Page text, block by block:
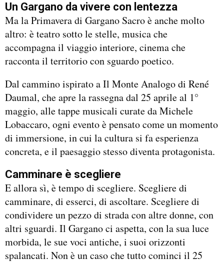
Un Gargano da vivere con lentezza
Ma la Primavera di Gargano Sacro è anche molto
altro: è teatro sotto le stelle, musica che
accompagna il viaggio interiore, cinema che
racconta il territorio con sguardo poetico.
Dal cammino ispirato a Il Monte Analogo di René
Daumal, che apre la rassegna dal 25 aprile al 1°
maggio, alle tappe musicali curate da Michele
Lobaccaro, ogni evento è pensato come un momento
di immersione, in cui la cultura si fa esperienza
concreta, e il paesaggio stesso diventa protagonista.
Camminare è scegliere
E allora sì, è tempo di scegliere. Scegliere di
camminare, di esserci, di ascoltare. Scegliere di
condividere un pezzo di strada con altre donne, con
altri sguardi. Il Gargano ci aspetta, con la sua luce
morbida, le sue voci antiche, i suoi orizzonti
spalancati. Non è un caso che tutto cominci il 25